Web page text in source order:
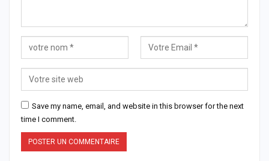
Save my name, email, and website in this browser for the next
time I comment.